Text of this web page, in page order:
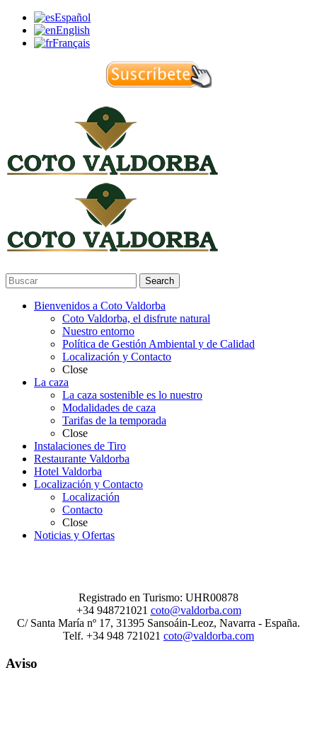
Español
English
Français
Search
Bienvenidos a Coto Valdorba
Coto Valdorba, el disfrute natural
Nuestro entorno
Política de Gestión Ambiental y de Calidad
Localización y Contacto
Close
La caza
La caza sostenible es lo nuestro
Modalidades de caza
Tarifas de la temporada
Close
Instalaciones de Tiro
Restaurante Valdorba
Hotel Valdorba
Localización y Contacto
Localización
Contacto
Close
Noticias y Ofertas
Registrado en Turismo: UHR00878
+34 948721021 coto@valdorba.com
C/ Santa María nº 17, 31395 Sansoáin-Leoz, Navarra - España.
Telf. +34 948 721021 coto@valdorba.com
Aviso